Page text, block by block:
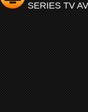
SERIES TV